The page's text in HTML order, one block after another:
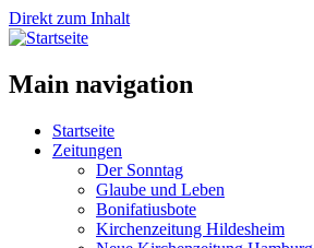
Direkt zum Inhalt
Main navigation
Startseite
Zeitungen
Der Sonntag
Glaube und Leben
Bonifatiusbote
Kirchenzeitung Hildesheim